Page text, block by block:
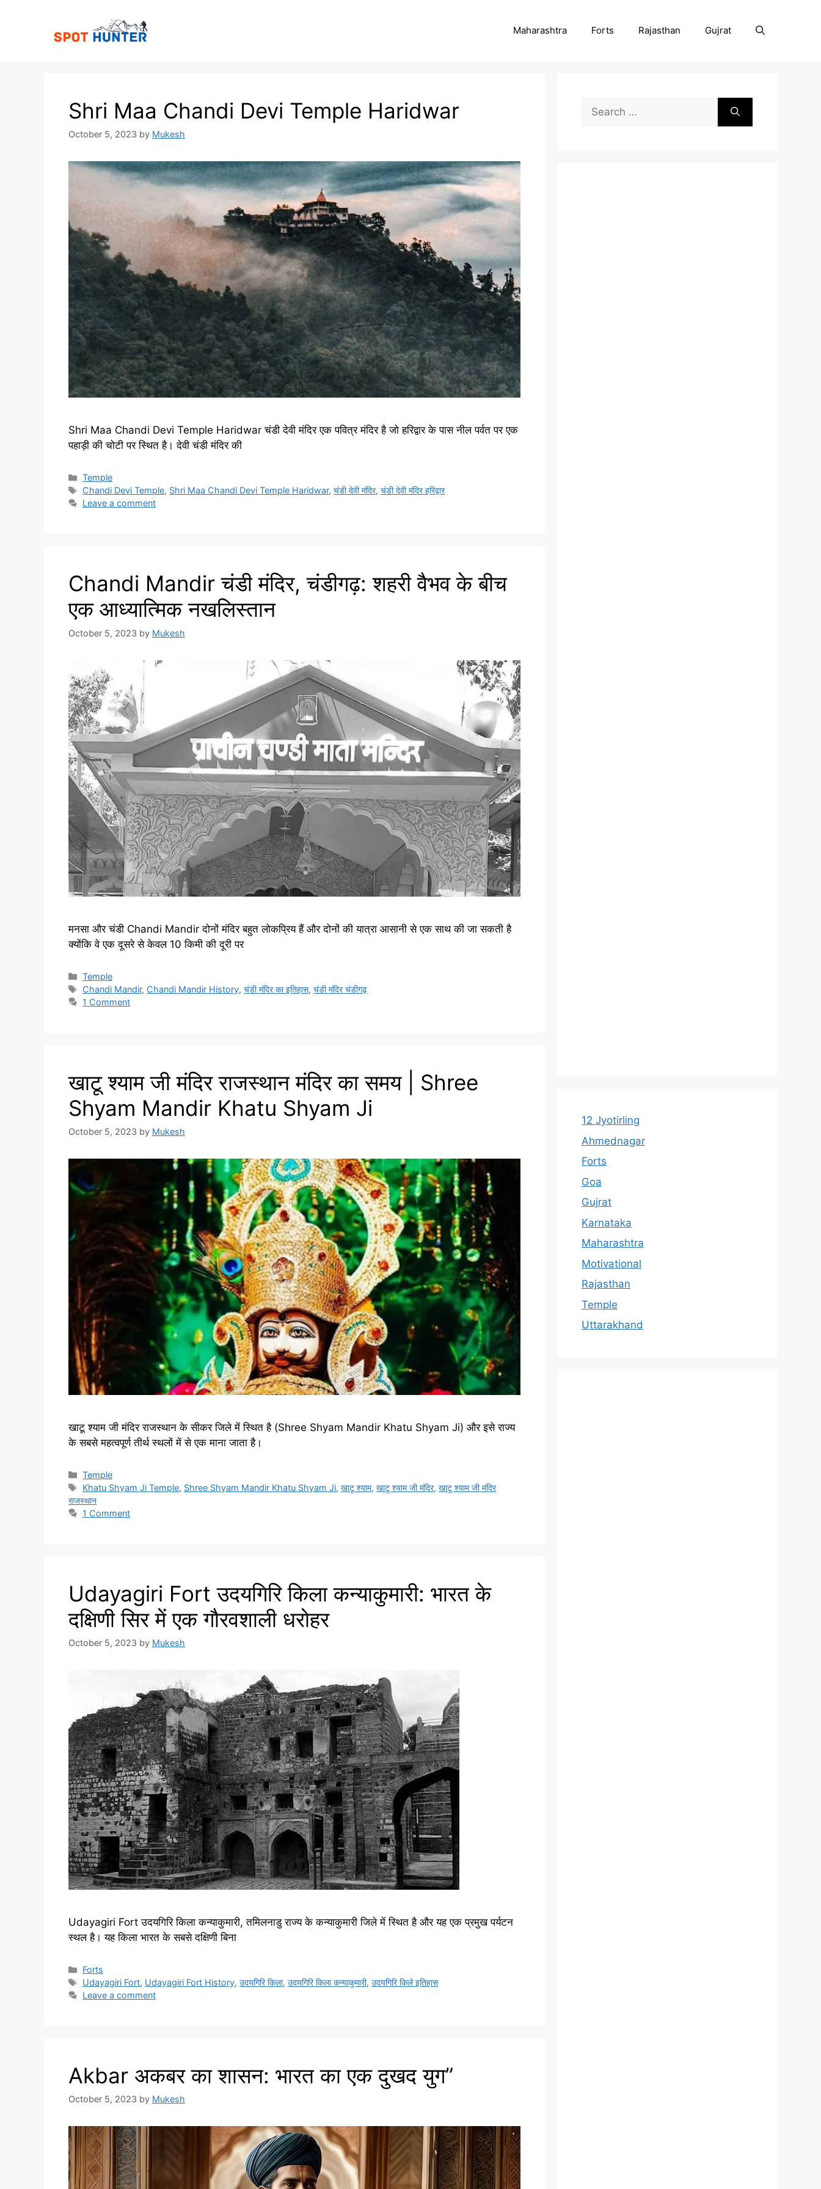
Maharashtra Forts Rajasthan Gujrat
Shri Maa Chandi Devi Temple Haridwar
October 5, 2023 by Mukesh
Shri Maa Chandi Devi Temple Haridwar चंडी देवी मंदिर एक पवित्र मंदिर है जो हरिद्वार के पास नील पर्वत पर एक
पहाड़ी की चोटी पर स्थित है। देवी चंडी मंदिर की
Categories
Temple
Tags
Chandi Devi Temple, Shri Maa Chandi Devi Temple Haridwar,चंडी देवी मंदिर,चंडी देवी मंदिर हरिद्वार
Leave a comment
Chandi Mandir चंडी मंदिर, चंडीगढ़: शहरी वैभव के बीच
एक आध्यात्मिक नखलिस्तान
October 5, 2023 by Mukesh
मनसा और चंडी Chandi Mandir दोनों मंदिर बहुत लोकप्रिय हैं और दोनों की यात्रा आसानी से एक साथ की जा सकती है
क्योंकि वे एक दूसरे से केवल 10 किमी की दूरी पर
Categories
Temple
Tags
Chandi Mandir, Chandi Mandir History,चंडी मंदिर का इतिहास,चंडी मंदिर चंडीगढ़
1 Comment
खाटू श्याम जी मंदिर राजस्थान मंदिर का समय | Shree
Shyam Mandir Khatu Shyam Ji
October 5, 2023 by Mukesh
खाटू श्याम जी मंदिर राजस्थान के सीकर जिले में स्थित है (Shree Shyam Mandir Khatu Shyam Ji) और इसे राज्य
के सबसे महत्वपूर्ण तीर्थ स्थलों में से एक माना जाता है।
Categories
Temple
Tags
Khatu Shyam Ji Temple, Shree Shyam Mandir Khatu Shyam Ji,खाटू श्याम,खाटू श्याम जी मंदिर,खाटू श्याम जी मंदिर
राजस्थान
1 Comment
Udayagiri Fort उदयगिरि किला कन्याकुमारी: भारत के
दक्षिणी सिर में एक गौरवशाली धरोहर
October 5, 2023 by Mukesh
Udayagiri Fort उदयगिरि किला कन्याकुमारी, तमिलनाडु राज्य के कन्याकुमारी जिले में स्थित है और यह एक प्रमुख पर्यटन
स्थल है। यह किला भारत के सबसे दक्षिणी बिना
Categories
Forts
Tags
Udayagiri Fort, Udayagiri Fort History,उदयगिरि किला,उदयगिरि किला कन्याकुमारी,उदयगिरि किले इतिहास
Leave a comment
Akbar अकबर का शासन: भारत का एक दुखद युग”
October 5, 2023 by Mukesh
Search
for:
12 Jyotirling
Ahmednagar
Forts
Goa
Gujrat
Karnataka
Maharashtra
Motivational
Rajasthan
Temple
Uttarakhand